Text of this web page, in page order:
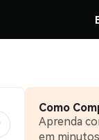
Como
Aprenda
em